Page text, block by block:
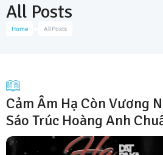
Home All Posts
All Posts
Cảm Âm Hạ Còn Vương
Sáo Trúc Hoàng Anh